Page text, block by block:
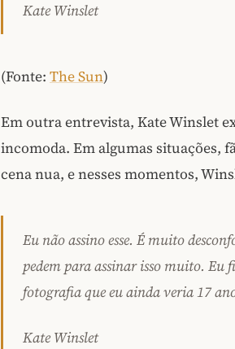
Kate Winslet
(Fonte: The Sun)
Em outra entrevista, Kate Winslet
incomoda. Em algumas situações,
cena nua, e nesses momentos,
Eu não assino esse. É muito
pedem para assinar isso muito. Eu
fotografia que eu ainda veria 17
Kate Winslet